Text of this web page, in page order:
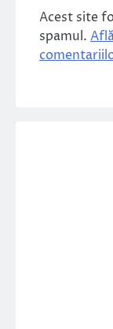
Acest site
spamul.